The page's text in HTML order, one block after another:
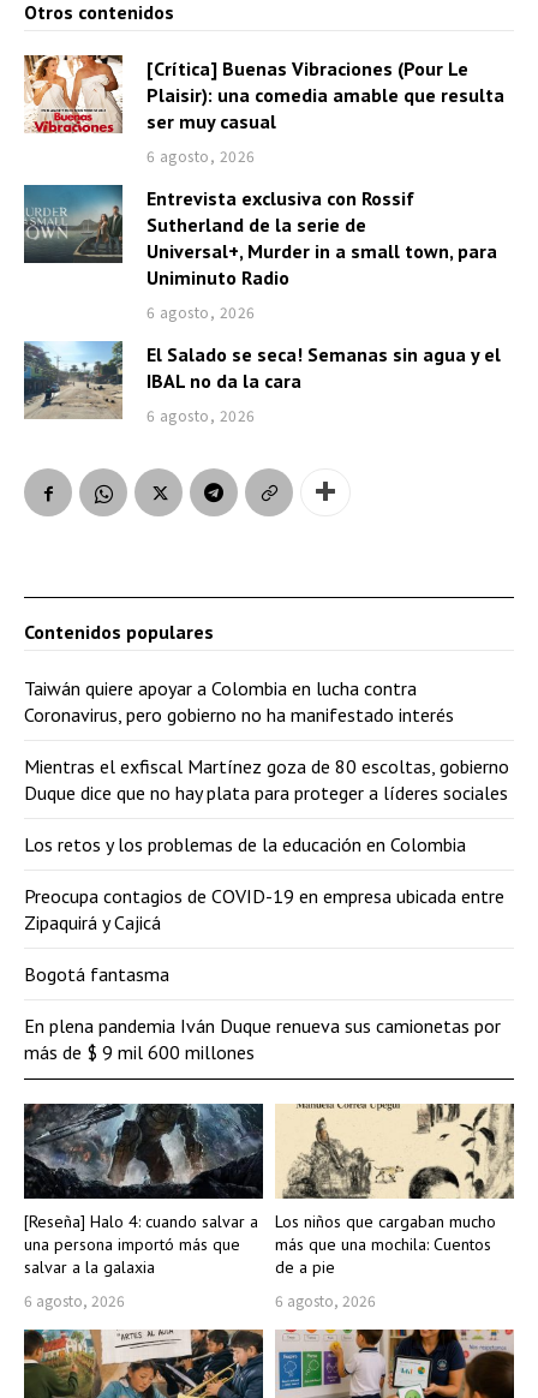
Otros contenidos
[Crítica] Buenas Vibraciones (Pour Le
Plaisir): una comedia amable que resulta
ser muy casual
6 agosto, 2026
Entrevista exclusiva con Rossif
Sutherland de la serie de
Universal+, Murder in a small town, para
Uniminuto Radio
6 agosto, 2026
El Salado se seca! Semanas sin agua y el
IBAL no da la cara
6 agosto, 2026
[Reseña] Halo 4: cuando salvar a
una persona importó más que
salvar a la galaxia
6 agosto, 2026
Los niños que cargaban mucho
más que una mochila: Cuentos
de a pie
6 agosto, 2026
Contenidos populares
Taiwán quiere apoyar a Colombia en lucha contra
Coronavirus, pero gobierno no ha manifestado interés
Mientras el exfiscal Martínez goza de 80 escoltas, gobierno
Duque dice que no hay plata para proteger a líderes sociales
Los retos y los problemas de la educación en Colombia
Preocupa contagios de COVID-19 en empresa ubicada entre
Zipaquirá y Cajicá
Bogotá fantasma
En plena pandemia Iván Duque renueva sus camionetas por
más de $ 9 mil 600 millones